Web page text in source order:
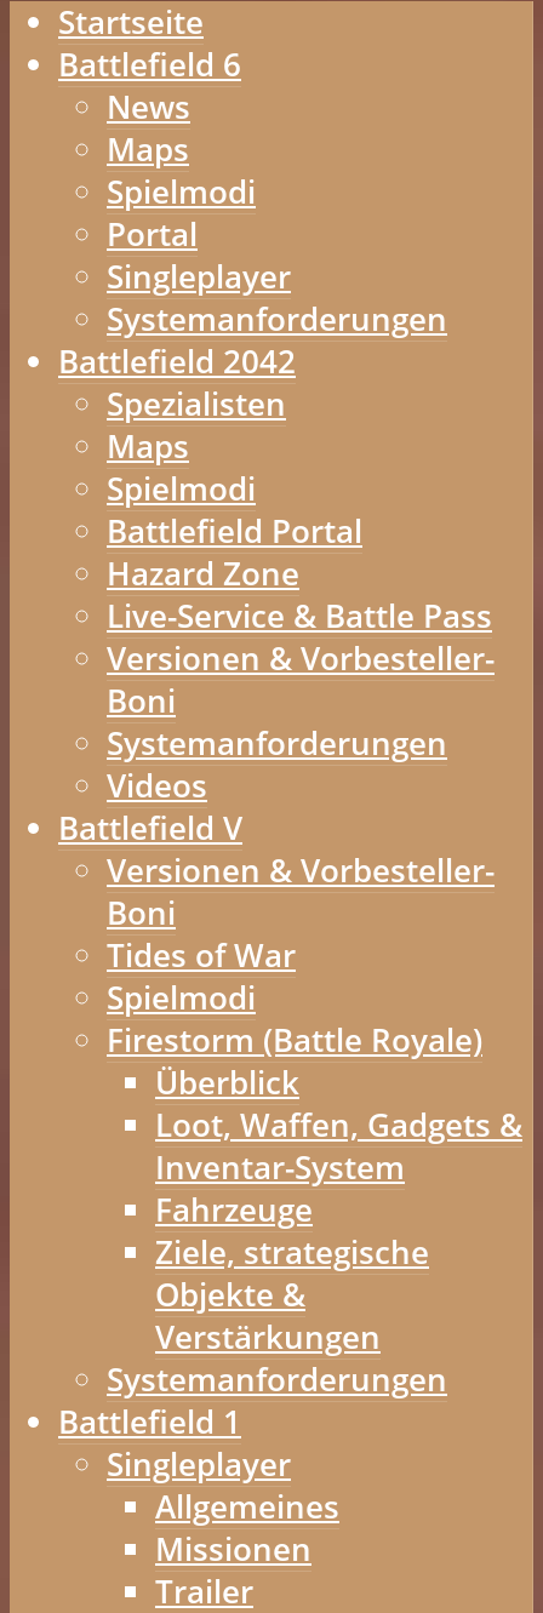
Startseite
Battlefield 6
News
Maps
Spielmodi
Portal
Singleplayer
Systemanforderungen
Battlefield 2042
Spezialisten
Maps
Spielmodi
Battlefield Portal
Hazard Zone
Live-Service & Battle Pass
Versionen & Vorbesteller-
Boni
Systemanforderungen
Videos
Battlefield V
Versionen & Vorbesteller-
Boni
Tides of War
Spielmodi
Firestorm (Battle Royale)
Überblick
Loot, Waffen, Gadgets &
Inventar-System
Fahrzeuge
Ziele, strategische
Objekte &
Verstärkungen
Systemanforderungen
Battlefield 1
Singleplayer
Allgemeines
Missionen
Trailer